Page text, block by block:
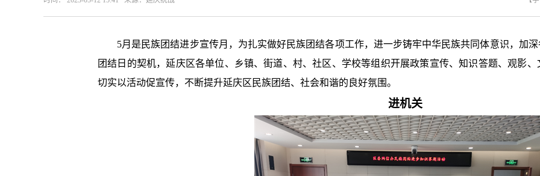
5月是民族团结进步宣传月，为扎实做好民族团结各项工作，进一步铸牢中华民族共同体意识，加
团结日的契机，延庆区各单位、乡镇、街道、村、社区、学校等组织开展政策宣传、知识答题、观影
切实以活动促宣传，不断提升延庆区民族团结、社会和谐的良好氛围。
进机关